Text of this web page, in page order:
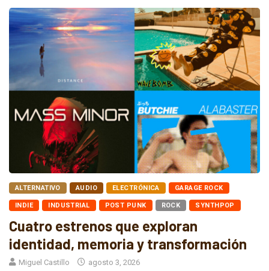
ALTERNATIVO AUDIO ELECTRÓNICA GARAGE ROCK
INDIE INDUSTRIAL POST PUNK ROCK SYNTHPOP
Cuatro estrenos que exploran
identidad, memoria y transformación
Miguel Castillo agosto 3, 2026